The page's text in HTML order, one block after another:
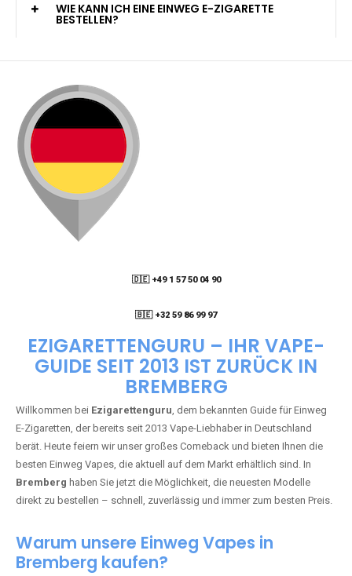
WIE KANN ICH EINE EINWEG E-ZIGARETTE
BESTELLEN?
🇩🇪 +49 1 57 50 04 90
🇧🇪 +32 59 86 99 97
EZIGARETTENGURU – IHR VAPE-
GUIDE SEIT 2013 IST ZURÜCK IN
BREMBERG
Willkommen bei Ezigarettenguru, dem bekannten Guide für Einweg
E-Zigaretten, der bereits seit 2013 Vape-Liebhaber in Deutschland
berät. Heute feiern wir unser großes Comeback und bieten Ihnen die
besten Einweg Vapes, die aktuell auf dem Markt erhältlich sind. In
Bremberg haben Sie jetzt die Möglichkeit, die neuesten Modelle
direkt zu bestellen – schnell, zuverlässig und immer zum besten Preis.
Warum unsere Einweg Vapes in
Bremberg kaufen?